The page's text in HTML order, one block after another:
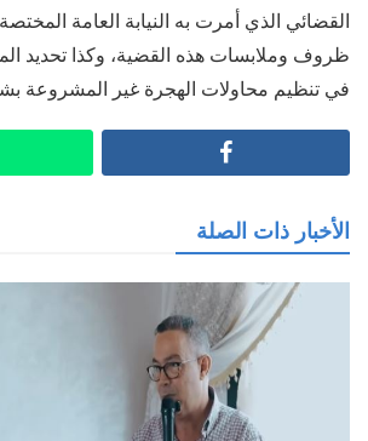
القضائي الذي أمرت به النيابة العامة
ظروف وملابسات هذه القضية، وكذا تحديد
في تنظيم محاولات الهجرة غير المشروعة
الأخبار ذات الصلة